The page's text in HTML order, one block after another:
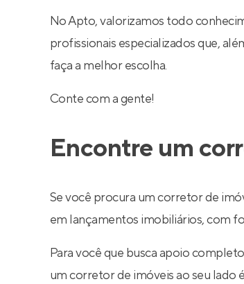
No Apto, valorizamos todo
profissionais especializados que,
faça a melhor escolha.
Conte com a gente!
Encontre um
Se você procura um corretor de
em lançamentos imobiliários, com
Para você que busca apoio
um corretor de imóveis ao seu lado